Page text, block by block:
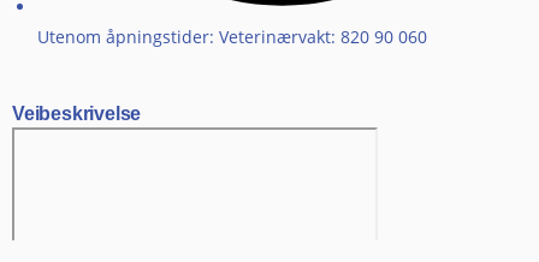
Utenom åpningstider: Veterinærvakt: 820 90 060
Veibeskrivelse